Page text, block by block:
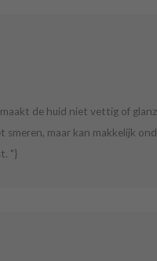
de huid niet vettig of
maar kan makkelijk
"}